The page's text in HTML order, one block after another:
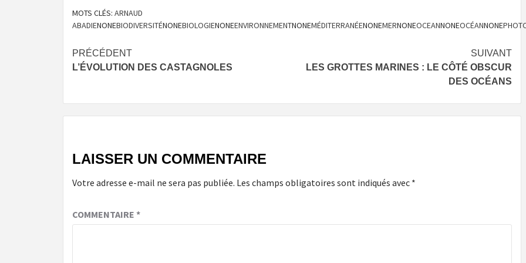
MOTS CLÉS: ARNAUD
ABADIENONEBIODIVERSITÉNONEBIOLOGIENONEENVIRONNEMENTNONEMÉDITERRANÉENONEMERNONEOCEANNONEOCÉANNONE
Navigation
d’article
PRÉCÉDENT
L’ÉVOLUTION DES CASTAGNOLES
SUIVANT
LES GROTTES MARINES : LE CÔTÉ OBSCUR
DES OCÉANS
LAISSER UN COMMENTAIRE
Votre adresse e-mail ne sera pas publiée. Les champs obligatoires sont indiqués avec *
COMMENTAIRE *